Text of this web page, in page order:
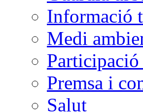
Informació
Medi
Participació
Premsa i
Salut